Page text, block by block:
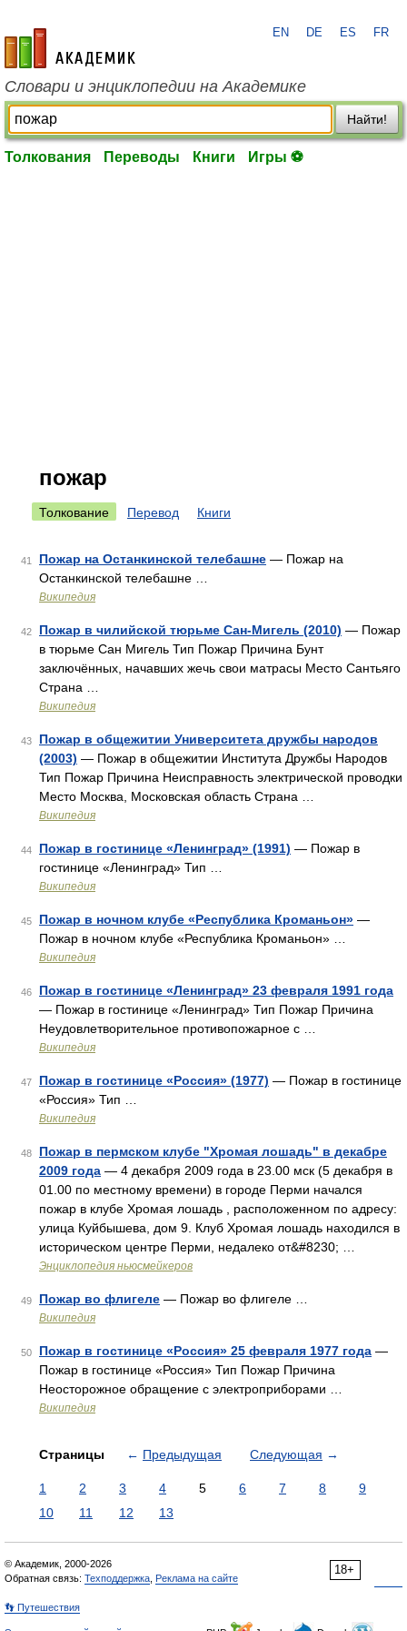
academic.ru
EN DE ES FR
Словари и энциклопедии на Академике
Найти!
Толкования Переводы Книги Игры ⚽
пожар
Толкование Перевод Книги
41 Пожар на Останкинской телебашне — Пожар на
Останкинской телебашне …
Википедия
42 Пожар в чилийской тюрьме Сан-Мигель (2010) — Пожар
в тюрьме Сан Мигель Тип Пожар Причина Бунт
заключённых, начавших жечь свои матрасы Место Сантьяго
Страна …
Википедия
43
Пожар в общежитии Университета дружбы народов
(2003) — Пожар в общежитии Института Дружбы Народов
Тип Пожар Причина Неисправность электрической проводки
Место Москва, Московская область Страна …
Википедия
44 Пожар в гостинице «Ленинград» (1991) — Пожар в
гостинице «Ленинград» Тип …
Википедия
45 Пожар в ночном клубе «Республика Кроманьон» —
Пожар в ночном клубе «Республика Кроманьон» …
Википедия
46
Пожар в гостинице «Ленинград» 23 февраля 1991 года
— Пожар в гостинице «Ленинград» Тип Пожар Причина
Неудовлетворительное противопожарное с …
Википедия
47 Пожар в гостинице «Россия» (1977) — Пожар в гостинице
«Россия» Тип …
Википедия
48
Пожар в пермском клубе "Хромая лошадь" в декабре
2009 года — 4 декабря 2009 года в 23.00 мск (5 декабря в
01.00 по местному времени) в городе Перми начался
пожар в клубе Хромая лошадь , расположенном по адресу:
улица Куйбышева, дом 9. Клуб Хромая лошадь находился в
историческом центре Перми, недалеко от&#8230; …
Энциклопедия ньюсмейкеров
49 Пожар во флигеле — Пожар во флигеле …
Википедия
50 Пожар в гостинице «Россия» 25 февраля 1977 года —
Пожар в гостинице «Россия» Тип Пожар Причина
Неосторожное обращение с электроприборами …
Википедия
Страницы ← Предыдущая Следующая →
1 2 3 4 5 6 7 8
9
10
11 12 13
18+
© Академик, 2000-2026
Обратная связь: Техподдержка Реклама на сайте
👣 Путешествия